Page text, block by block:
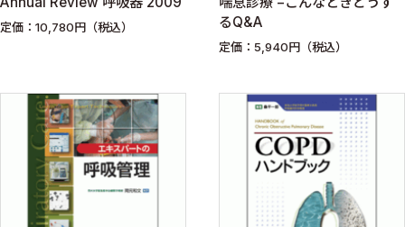
定価：10,780円（税込）
るQ&A
定価：5,940円（税込）